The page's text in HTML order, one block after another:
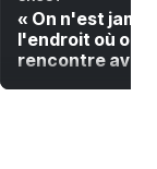
« On n'est
l'endroit où on
rencontre avec